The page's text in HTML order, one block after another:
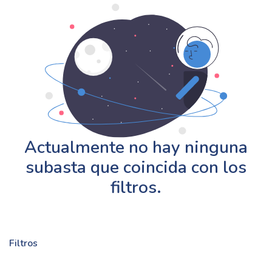
Filtros
Actualmente no hay ninguna
subasta que coincida con los
filtros.